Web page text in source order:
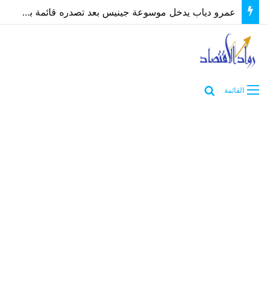
عمرو دياب يدخل موسوعة جينيس بعد تصدره قائمة بيلبورد عربية لـ68 أسبوعًا
القائمة